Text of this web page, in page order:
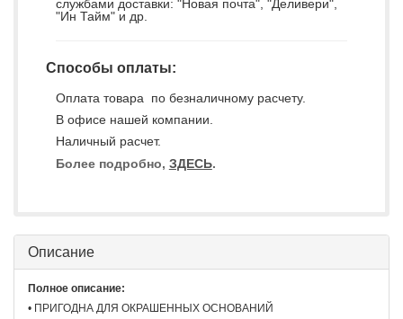
службами доставки: "Новая почта", "Деливери",
"Ин Тайм" и др.
Способы оплаты:
Оплата товара по безналичному расчету.
В офисе нашей компании.
Наличный расчет.
Более подробно, ЗДЕСЬ.
Описание
Полное описание:
• ПРИГОДНА ДЛЯ ОКРАШЕННЫХ ОСНОВАНИЙ